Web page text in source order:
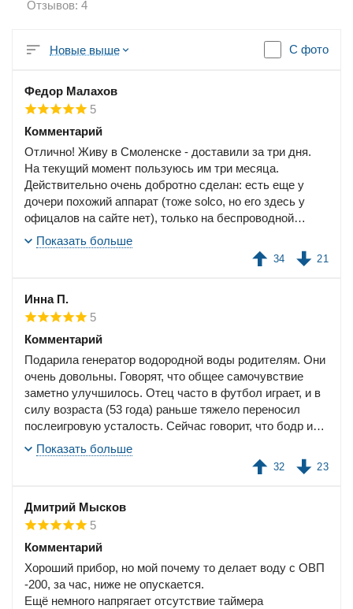
Отзывов: 4
Новые выше С фото
Федор Малахов
5
Комментарий
Отлично! Живу в Смоленске - доставили за три дня.
На текущий момент пользуюсь им три месяца.
Действительно очень добротно сделан: есть еще у
дочери похожий аппарат (тоже solco, но его здесь у
офицалов на сайте нет), только на беспроводной
зарядке/подстаканнике, так в сравнении с ним этот на
голову выше. По качеству материала и общему
впечатлению как жигули и мерседес (правда и цена её
Инструкция в комплекте на русском, подробная и с
картинками. Замер ОВП воды примерно через 15 минут
после включения показывает -482!
Каких-то особых манипуляций с прибором делать не
нужно. Он у меня включен постоянно, пока я дома -
подошел, налил. По мере необходимости просто
подливаю воду из фильтра.
Показать больше
34 21
Инна П.
5
Комментарий
Подарила генератор водородной воды родителям. Они
очень довольны. Говорят, что общее самочувствие
заметно улучшилось. Отец часто в футбол играет, и в
силу возраста (53 года) раньше тяжело переносил
послеигровую усталость. Сейчас говорит, что бодр и
свеж :)) Теперь в планах на Новый Год
доукомплектовать их вашим аппаратом Actimo и отцу
бутылку айвотера подарить. Спасибо за качественную
Показать больше
32 23
Дмитрий Мысков
5
Комментарий
Хороший прибор, но мой почему то делает воду с ОВП
-200, за час, ниже не опускается.
Ещё немного напрягает отсутствие таймера